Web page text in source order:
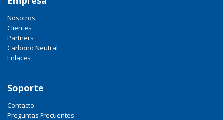
Nosotros
Clientes
Partners
Carbono Neutral
Enlaces
Soporte
Contacto
Preguntas Frecuentes